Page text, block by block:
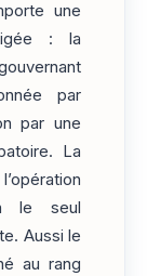
une
: la
par
par une
La
le seul
Aussi le
au rang